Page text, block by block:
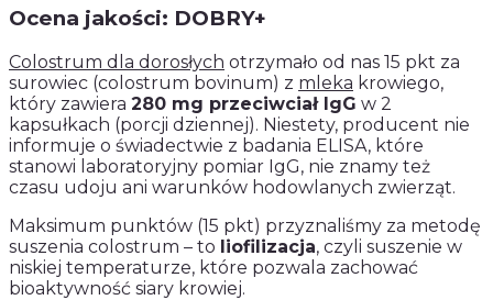
Ocena jakości: DOBRY+
Colostrum dla dorosłych otrzymało od nas 15 pkt za
surowiec (colostrum bovinum) z mleka krowiego,
który zawiera 280 mg przeciwciał IgG w 2
kapsułkach (porcji dziennej). Niestety, producent nie
informuje o świadectwie z badania ELISA, które
stanowi laboratoryjny pomiar IgG, nie znamy też
czasu udoju ani warunków hodowlanych zwierząt.
Maksimum punktów (15 pkt) przyznaliśmy za metodę
suszenia colostrum – to liofilizacja, czyli suszenie w
niskiej temperaturze, które pozwala zachować
bioaktywność siary krowiej.